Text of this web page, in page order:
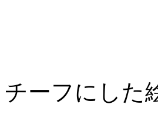
諫早名
チーフにした